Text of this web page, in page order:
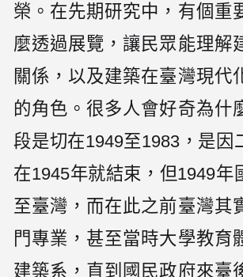
榮。在先期研究中，有個重
麼透過展覽，讓民眾能理解
關係，以及建築在臺灣現代
的角色。很多人會好奇為什
段是切在1949至1983，是因
在1945年就結束，但1949年
至臺灣，而在此之前臺灣其
門專業，甚至當時大學教育
建築系，直到國民政府來臺